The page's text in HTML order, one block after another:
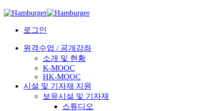
로그인
원격수업 / 공개강좌
소개 및 현황
K-MOOC
HK-MOOC
시설 및 기자재 지원
보유시설 및 기자재
스튜디오